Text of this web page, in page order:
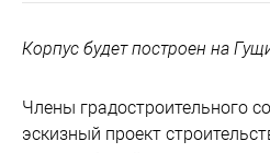
Корпус будет построен на
Члены градостроительного
эскизный проект